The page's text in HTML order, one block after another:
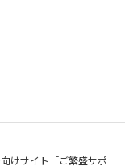
けサイト「ご繁盛サポ